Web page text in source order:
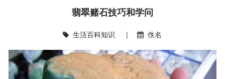
翡翠赌石技巧和学问
生活百科知识 | 佚名